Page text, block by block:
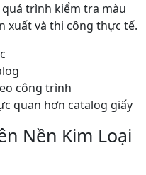
trình kiểm tra màu
xuất và thi công thực tế.
công trình
quan hơn catalog giấy
Nền Kim Loại